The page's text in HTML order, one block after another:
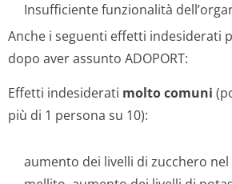
Insufficiente funzionalità
Anche i seguenti effetti indesiderati
dopo aver assunto ADOPORT:
Effetti indesiderati molto comuni
più di 1 persona su 10):
aumento dei livelli di zucchero